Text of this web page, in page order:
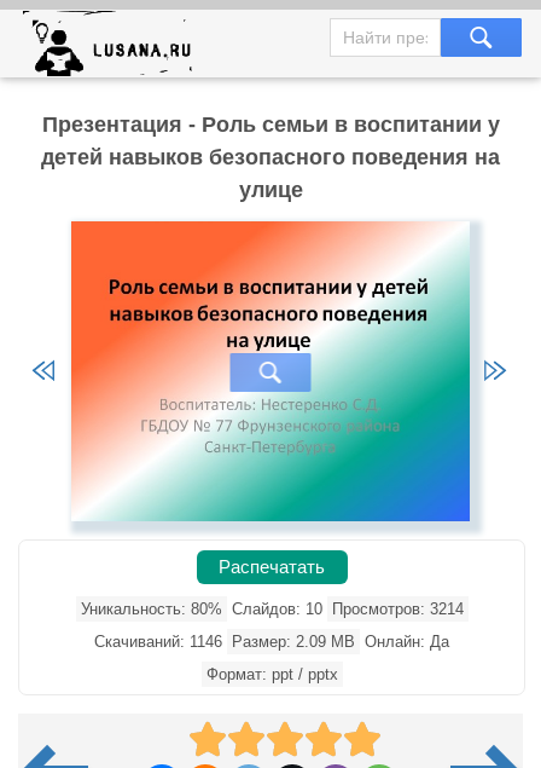
Презентация - Роль семьи в воспитании у
детей навыков безопасного поведения на
улице
Распечатать
Уникальность: 80% Слайдов: 10
Просмотров: 3214
Скачиваний: 1146
Размер: 2.09 MB Онлайн: Да
Формат: ppt / pptx